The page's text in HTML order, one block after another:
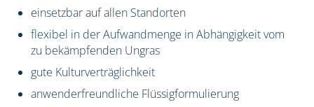
einsetzbar auf allen Standorten
flexibel in der Aufwandmenge in Abhängigkeit vom
zu bekämpfenden Ungras
gute Kulturverträglichkeit
anwenderfreundliche Flüssigformulierung